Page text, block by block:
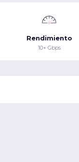
Rendimiento
10+ Gbps